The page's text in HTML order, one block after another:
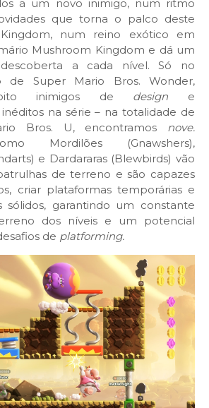
a um novo inimigo, num ritmo
que torna o palco deste
num reino exótico em
Mushroom Kingdom e dá um
a cada nível. Só no
de Super Mario Bros. Wonder,
oito inimigos de design e
na série – na totalidade de
Bros. U, encontramos nove.
Mordilões (Gnawshers),
e Dardararas (Blewbirds) vão
de terreno e são capazes
criar plataformas temporárias e
sólidos, garantindo um constante
dos níveis e um potencial
de platforming.